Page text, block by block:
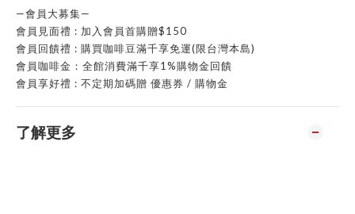
—會員大募集—
會員見面禮 : 加入會員首購贈$150
會員回饋禮 : 購買咖啡豆滿千享免運(限台灣本島)
會員咖啡金：全館消費滿千享1%購物金回饋
會員享好禮 : 不定期加碼贈 優惠券 / 購物金
了解更多